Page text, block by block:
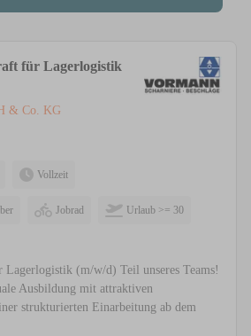
für Lagerlogistik
& Co. KG
Vollzeit
Jobrad Urlaub >= 30
Lagerlogistik (m/w/d) Teil unseres Teams!
Ausbildung mit attraktiven
strukturierten Einarbeitung ab dem